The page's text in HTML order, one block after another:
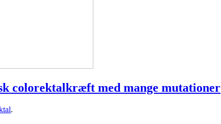
colorektalkræft med mange mutationer
.